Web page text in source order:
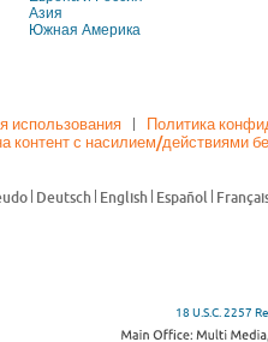
Азия
Южная Америка
использования Политика
контент с насилием/действиями
18 U.S.C. 2257